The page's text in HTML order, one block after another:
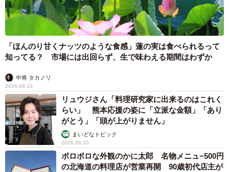
6/6
宇和島市各地の海岸から集められたゴミ（提供：やきさばさん）
――ごみ拾いを継続して続けるのは大変だと思います
が…。
「このまま海ごみが増え続ければ、2050年までに海のプラ
スチックごみが魚の量を超えるだろうと言われています。
大袈裟とかではなく、実際に海岸清掃をしていると本当に
「ほんのり甘くナッツのような食感」蓮の実は食べられるって
知ってる？ 市場には出回らず、生で味わえる期間はわずか
中将 タカノリ
2026.08.10
リュウジさん「料理研究家に出来るのはこれく
らい」 熊本応援の姿に「立派な金額」「あり
がとう」「頭が上がりません」
まいどなトピック
2026.08.10
ボロボロな外観のかに太郎 名物メニュ−500円
の北海道の料理店が営業再開 90歳初代店主が